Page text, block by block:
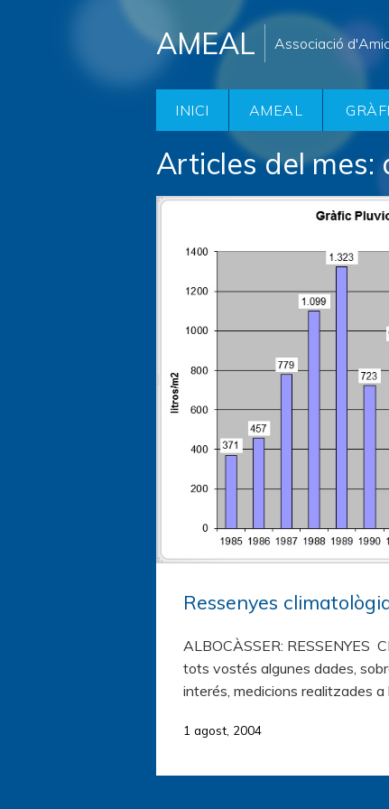
AMEAL Associació
INICI AMEAL
Articles del mes:
Ressenyes
ALBOCÀSSER: RESSENYES
tots vostés algunes dades,
interés, medicions realitzades a
1 agost, 2004